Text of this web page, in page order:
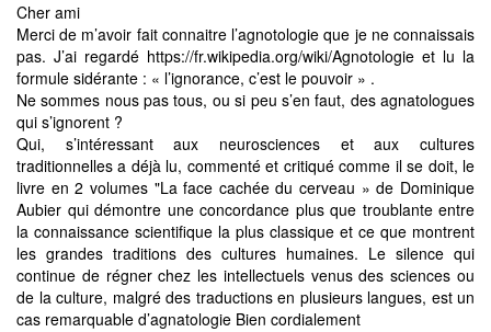
Cher ami
Merci de m’avoir fait connaitre l’agnotologie que je ne connaissais
pas. J’ai regardé https://fr.wikipedia.org/wiki/Agnotologie et lu la
formule sidérante : « l’ignorance, c’est le pouvoir » .
Ne sommes nous pas tous, ou si peu s’en faut, des agnatologues
qui s’ignorent ?
Qui, s’intéressant aux neurosciences et aux cultures
traditionnelles a déjà lu, commenté et critiqué comme il se doit, le
livre en 2 volumes "La face cachée du cerveau » de Dominique
Aubier qui démontre une concordance plus que troublante entre
la connaissance scientifique la plus classique et ce que montrent
les grandes traditions des cultures humaines. Le silence qui
continue de régner chez les intellectuels venus des sciences ou
de la culture, malgré des traductions en plusieurs langues, est un
cas remarquable d’agnatologie Bien cordialement